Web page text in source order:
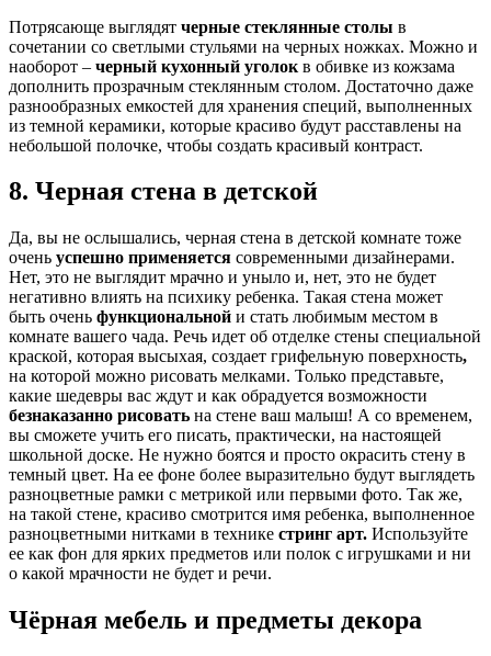
Потрясающе выглядят черные стеклянные столы в
сочетании со светлыми стульями на черных ножках. Можно и
наоборот – черный кухонный уголок в обивке из кожзама
дополнить прозрачным стеклянным столом. Достаточно даже
разнообразных емкостей для хранения специй, выполненных
из темной керамики, которые красиво будут расставлены на
небольшой полочке, чтобы создать красивый контраст.
8. Черная стена в детской
Да, вы не ослышались, черная стена в детской комнате тоже
очень успешно применяется современными дизайнерами.
Нет, это не выглядит мрачно и уныло и, нет, это не будет
негативно влиять на психику ребенка. Такая стена может
быть очень функциональной и стать любимым местом в
комнате вашего чада. Речь идет об отделке стены специальной
краской, которая высыхая, создает грифельную поверхность,
на которой можно рисовать мелками. Только представьте,
какие шедевры вас ждут и как обрадуется возможности
безнаказанно рисовать на стене ваш малыш! А со временем,
вы сможете учить его писать, практически, на настоящей
школьной доске. Не нужно боятся и просто окрасить стену в
темный цвет. На ее фоне более выразительно будут выглядеть
разноцветные рамки с метрикой или первыми фото. Так же,
на такой стене, красиво смотрится имя ребенка, выполненное
разноцветными нитками в технике стринг арт. Используйте
ее как фон для ярких предметов или полок с игрушками и ни
о какой мрачности не будет и речи.
Чёрная мебель и предметы декора